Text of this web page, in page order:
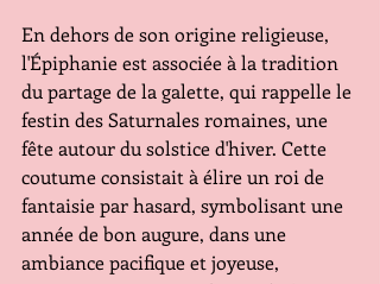
En dehors de son origine religieuse,
l'Épiphanie est associée à la tradition
du partage de la galette, qui rappelle le
festin des Saturnales romaines, une
fête autour du solstice d'hiver. Cette
coutume consistait à élire un roi de
fantaisie par hasard, symbolisant une
année de bon augure, dans une
ambiance pacifique et joyeuse,